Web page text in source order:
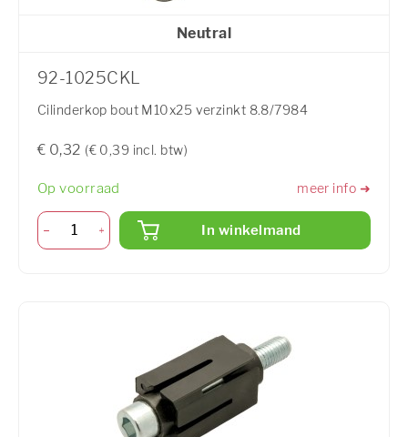
Neutral
92-1025CKL
Cilinderkop bout M10x25 verzinkt 8.8/7984
€ 0,32 (€ 0,39 incl. btw)
Op voorraad meer info ➜
In winkelmand